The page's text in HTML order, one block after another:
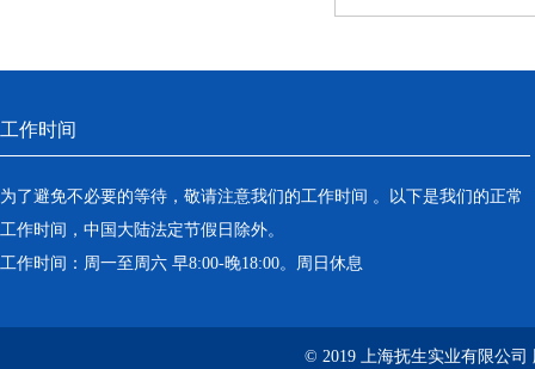
工作时间
为了避免不必要的等待，敬请注意我们的工作时间 。以下是我们的正常
工作时间，中国大陆法定节假日除外。
工作时间：周一至周六 早8:00-晚18:00。周日休息
© 2019 上海抚生实业有限公司